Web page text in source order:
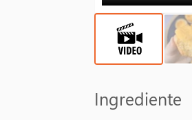
Ingrediente